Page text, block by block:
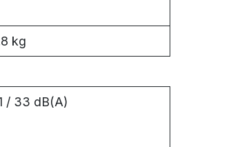
kg
/ 33 dB(A)